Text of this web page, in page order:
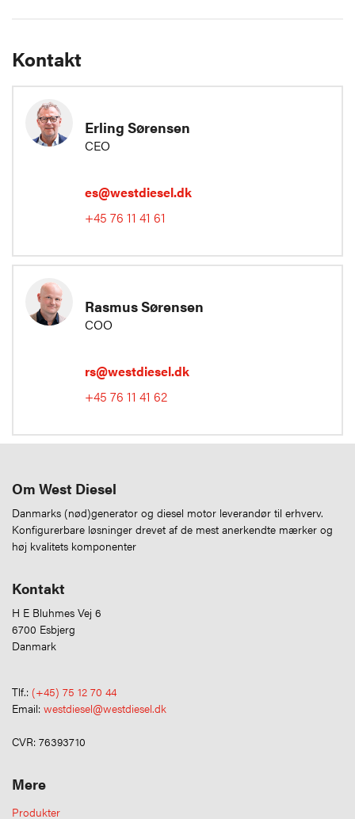
Kontakt
Erling Sørensen
CEO
es@westdiesel.dk
+45 76 11 41 61
Rasmus Sørensen
COO
rs@westdiesel.dk
+45 76 11 41 62
Om West Diesel
Danmarks (nød)generator og diesel motor leverandør til erhverv.
Konfigurerbare løsninger drevet af de mest anerkendte mærker og
høj kvalitets komponenter
Kontakt
H E Bluhmes Vej 6
6700 Esbjerg
Danmark
Tlf.: (+45) 75 12 70 44
Email: westdiesel@westdiesel.dk
CVR: 76393710
Mere
Produkter